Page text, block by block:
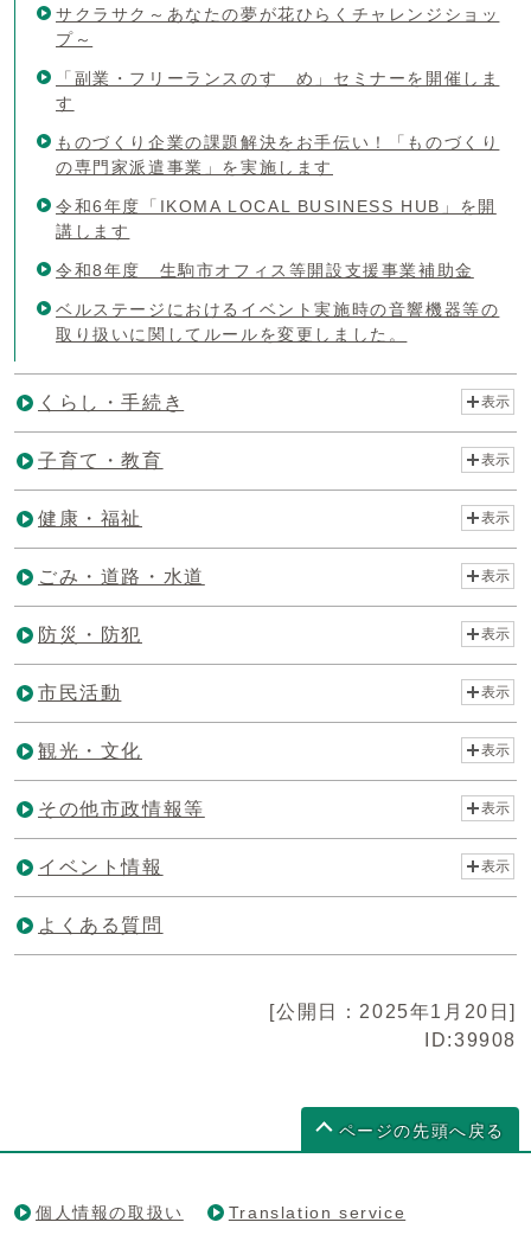
サクラサク～あなたの夢が花ひらくチャレンジショッ
プ～
「副業・フリーランスのすゝめ」セミナーを開催しま
す
ものづくり企業の課題解決をお手伝い！「ものづくり
の専門家派遣事業」を実施します
令和6年度「IKOMA LOCAL BUSINESS HUB」を開
講します
令和8年度 生駒市オフィス等開設支援事業補助金
ベルステージにおけるイベント実施時の音響機器等の
取り扱いに関してルールを変更しました。
くらし・手続き 表示
子育て・教育 表示
健康・福祉 表示
ごみ・道路・水道 表示
防災・防犯 表示
市民活動 表示
観光・文化 表示
その他市政情報等 表示
イベント情報 表示
よくある質問
[公開日：2025年1月20日]
ID:39908
ページの先頭へ戻る
個人情報の取扱い Translation service